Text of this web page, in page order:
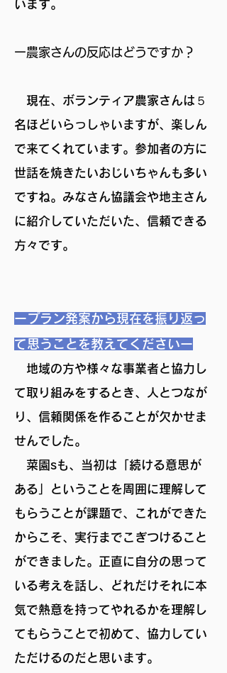
います。
ー農家さんの反応はどうですか？
現在、ボランティア農家さんは５
名ほどいらっしゃいますが、楽しん
で来てくれています。参加者の方に
世話を焼きたいおじいちゃんも多い
ですね。みなさん協議会や地主さん
に紹介していただいた、信頼できる
方々です。
ープラン発案から現在を振り返っ
て思うことを教えてくださいー
地域の方や様々な事業者と協力し
て取り組みをするとき、人とつなが
り、信頼関係を作ることが欠かせま
せんでした。
菜園sも、当初は「続ける意思が
ある」ということを周囲に理解して
もらうことが課題で、これができた
からこそ、実行までこぎつけること
ができました。正直に自分の思って
いる考えを話し、どれだけそれに本
気で熱意を持ってやれるかを理解し
てもらうことで初めて、協力してい
ただけるのだと思います。